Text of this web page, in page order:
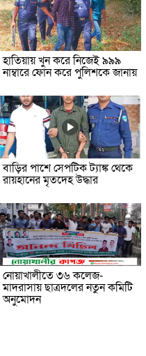
হাতিয়ায় খুন করে নিজেই ৯৯৯
নাম্বারে ফোন করে পুলিশকে জানায়
বাড়ির পাশে সেপটিক ট্যাঙ্ক থেকে
রায়হানের মৃতদেহ উদ্ধার
নোয়াখালীতে ৩৬ কলেজ-
মাদরাসায় ছাত্রদলের নতুন কমিটি
অনুমোদন